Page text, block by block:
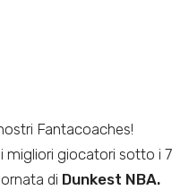
Fantacoaches!
migliori giocatori sotto i 7
di Dunkest NBA.